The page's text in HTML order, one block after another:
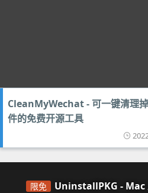
CleanMyWechat - 可一键清理
件的免费开源工具
限免
UninstallPKG - Mac